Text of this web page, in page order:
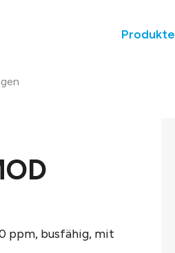
Produkte
ppm, busfähig, mit